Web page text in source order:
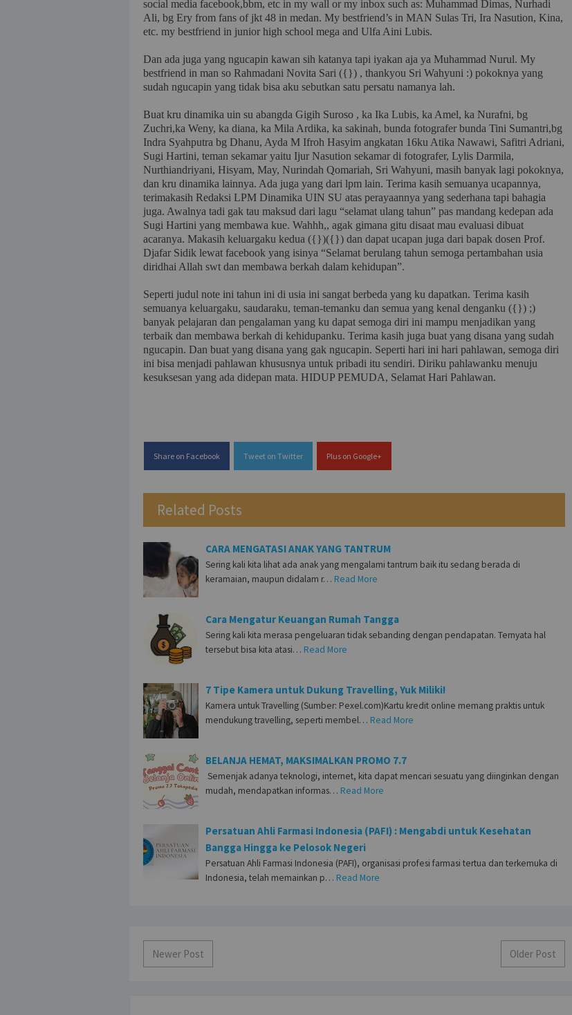
social media facebook,bbm, etc in my wall or my inbox such as: Muhammad Dimas, Nurhadi
Ali, bg Ery from fans of jkt 48 in medan. My bestfriend’s in MAN Sulas Tri, Ira Nasution, Kina,
etc. my bestfriend in junior high school mega and Ulfa Aini Lubis.
Dan ada juga yang ngucapin kawan sih katanya tapi iyakan aja ya Muhammad Nurul. My
bestfriend in man so Rahmadani Novita Sari ({}) , thankyou Sri Wahyuni :) pokoknya yang
sudah ngucapin yang tidak bisa aku sebutkan satu persatu namanya lah.
Buat kru dinamika uin su abangda Gigih Suroso , ka Ika Lubis, ka Amel, ka Nurafni, bg
Zuchri,ka Weny, ka diana, ka Mila Ardika, ka sakinah, bunda fotografer bunda Tini Sumantri,bg
Indra Syahputra bg Dhanu, Ayda M Ifroh Hasyim angkatan 16ku Atika Nawawi, Safitri Adriani,
Sugi Hartini, teman sekamar yaitu Ijur Nasution sekamar di fotografer, Lylis Darmila,
Nurthiandriyani, Hisyam, May, Nurindah Qomariah, Sri Wahyuni, masih banyak lagi pokoknya,
dan kru dinamika lainnya. Ada juga yang dari lpm lain. Terima kasih semuanya ucapannya,
terimakasih Redaksi LPM Dinamika UIN SU atas perayaannya yang sederhana tapi bahagia
juga. Awalnya tadi gak tau maksud dari lagu “selamat ulang tahun” pas mandang kedepan ada
Sugi Hartini yang membawa kue. Wahhh,, agak gimana gitu disaat mau evaluasi dibuat
acaranya. Makasih keluargaku kedua ({})({}) dan dapat ucapan juga dari bapak dosen Prof.
Djafar Sidik lewat facebook yang isinya “Selamat berulang tahun semoga pertambahan usia
diridhai Allah swt dan membawa berkah dalam kehidupan”.
Seperti judul note ini tahun ini di usia ini sangat berbeda yang ku dapatkan. Terima kasih
semuanya keluargaku, saudaraku, teman-temanku dan semua yang kenal denganku ({}) ;)
banyak pelajaran dan pengalaman yang ku dapat semoga diri ini mampu menjadikan yang
terbaik dan membawa berkah di kehidupanku. Terima kasih juga buat yang disana yang sudah
ngucapin. Dan buat yang disana yang gak ngucapin. Seperti hari ini hari pahlawan, semoga diri
ini bisa menjadi pahlawan khususnya untuk pribadi itu sendiri. Diriku pahlawanku menuju
kesuksesan yang ada didepan mata. HIDUP PEMUDA, Selamat Hari Pahlawan.
Share on Facebook Tweet on Twitter Plus on Google+
Related Posts
CARA MENGATASI ANAK YANG TANTRUM
Sering kali kita lihat ada anak yang mengalami tantrum baik itu sedang berada di
keramaian, maupun didalam r… Read More
Cara Mengatur Keuangan Rumah Tangga
Sering kali kita merasa pengeluaran tidak sebanding dengan pendapatan. Ternyata hal
tersebut bisa kita atasi… Read More
7 Tipe Kamera untuk Dukung Travelling, Yuk Miliki!
Kamera untuk Travelling (Sumber: Pexel.com)Kartu kredit online memang praktis untuk
mendukung travelling, seperti membel… Read More
BELANJA HEMAT, MAKSIMALKAN PROMO 7.7
Semenjak adanya teknologi, internet, kita dapat mencari sesuatu yang diinginkan dengan
mudah, mendapatkan informas… Read More
Persatuan Ahli Farmasi Indonesia (PAFI) : Mengabdi untuk Kesehatan
Bangga Hingga ke Pelosok Negeri
Persatuan Ahli Farmasi Indonesia (PAFI), organisasi profesi farmasi tertua dan terkemuka di
Indonesia, telah memainkan p… Read More
Newer Post Older Post